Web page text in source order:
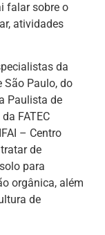
falar sobre o
atividades
da
São Paulo, do
Paulista de
FATEC
– Centro
de
para
orgânica, além
de